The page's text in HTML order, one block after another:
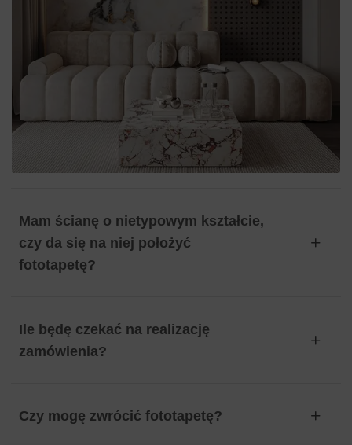
Mam ścianę o nietypowym kształcie,
czy da się na niej położyć
fototapetę?
Ile będę czekać na realizację
zamówienia?
Czy mogę zwrócić fototapetę?